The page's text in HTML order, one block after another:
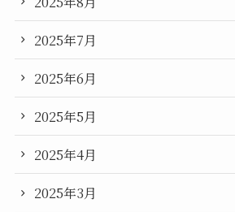
2025年7月
2025年6月
2025年5月
2025年4月
2025年3月